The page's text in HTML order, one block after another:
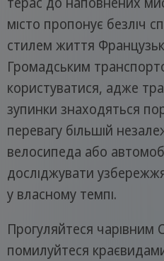
місто пропонує безліч
стилем життя
Громадським
користуватися, адже
зупинки знаходяться
перевагу більшій
велосипеда або
досліджувати узбережжя
у власному темпі.
Прогуляйтеся чарівним
помилуйтеся